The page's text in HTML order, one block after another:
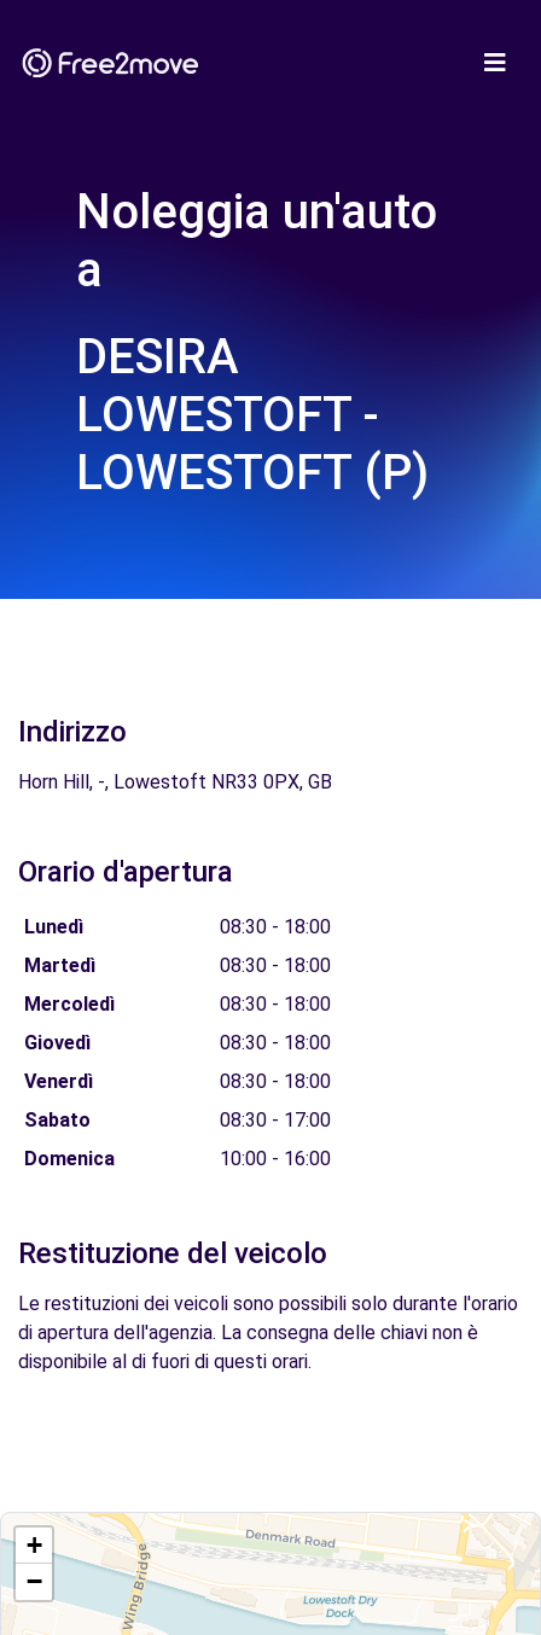
Noleggia un'auto
a
DESIRA
LOWESTOFT -
LOWESTOFT (P)
Indirizzo
Horn Hill, -, Lowestoft NR33 0PX, GB
Orario d'apertura
Lunedì
08:30 - 18:00
Martedì
08:30 - 18:00
Mercoledì
08:30 - 18:00
Giovedì
08:30 - 18:00
Venerdì
08:30 - 18:00
Sabato
08:30 - 17:00
Domenica
10:00 - 16:00
Restituzione del veicolo
Le restituzioni dei veicoli sono possibili solo durante l'orario
di apertura dell'agenzia. La consegna delle chiavi non è
disponibile al di fuori di questi orari.
+
−